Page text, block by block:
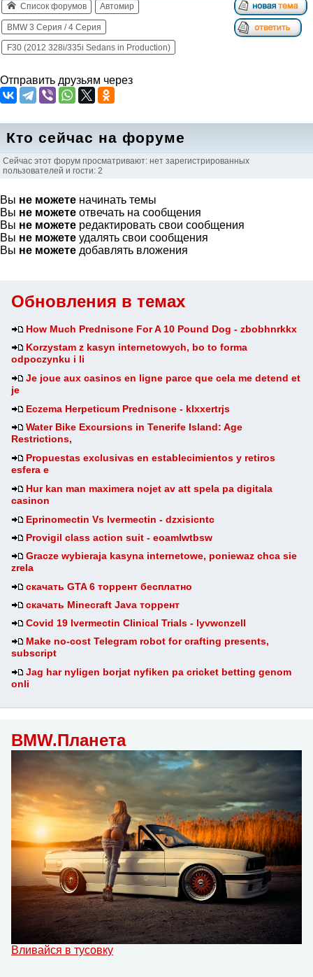
Обновления в темах
How Much Prednisone For A 10 Pound Dog - zbobhnrkkx
Korzystam z kasyn internetowych, bo to forma
odpoczynku i li
Je joue aux casinos en ligne parce que cela me detend et
je
Eczema Herpeticum Prednisone - klxxertrjs
Water Bike Excursions in Tenerife Island: Age
Restrictions,
Propuestas exclusivas en establecimientos y retiros
esfera e
Hur kan man maximera nojet av att spela pa digitala
casinon
Eprinomectin Vs Ivermectin - dzxisicntc
Provigil class action suit - eoamlwtbsw
Gracze wybieraja kasyna internetowe, poniewaz chca sie
zrela
скачать GTA 6 торрент бесплатно
скачать Minecraft Java торрент
Covid 19 Ivermectin Clinical Trials - lyvwcnzell
Make no-cost Telegram robot for crafting presents,
subscript
Jag har nyligen borjat nyfiken pa cricket betting genom
onli
BMW.Планета
Вливайся в тусовку
Список форумов Автомир
BMW 3 Серия / 4 Серия
F30 (2012 328i/335i Sedans in Production)
Отправить друзьям через
Кто сейчас на форуме
Сейчас этот форум просматривают: нет зарегистрированных
пользователей и гости: 2
Вы не можете начинать темы
Вы не можете отвечать на сообщения
Вы не можете редактировать свои сообщения
Вы не можете удалять свои сообщения
Вы не можете добавлять вложения